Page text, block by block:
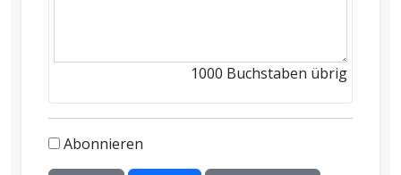
1000 Buchstaben übrig
Abonnieren